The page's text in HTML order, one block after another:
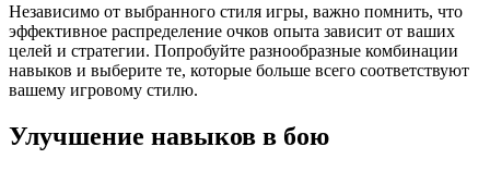
Независимо от выбранного стиля игры, важно помнить, что
эффективное распределение очков опыта зависит от ваших
целей и стратегии. Попробуйте разнообразные комбинации
навыков и выберите те, которые больше всего соответствуют
вашему игровому стилю.
Улучшение навыков в бою